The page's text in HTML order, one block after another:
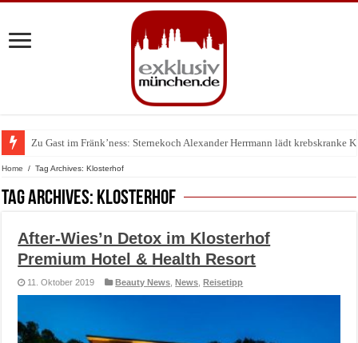
Zu Gast im Fränk’ness: Sternekoch Alexander Herrmann lädt krebskranke
Warum München gerade zum Treffpunkt der Lingerie-Branche wurde
Home / Tag Archives: Klosterhof
Tag Archives: Klosterhof
After-Wies’n Detox im Klosterhof
Premium Hotel & Health Resort
11. Oktober 2019 Beauty News ,News ,Reisetipp